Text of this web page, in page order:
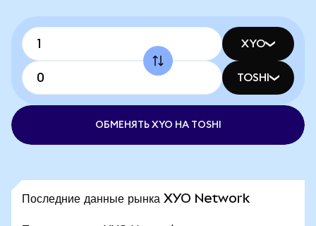
XYO
TOSHI
ОБМЕНЯТЬ XYO НА TOSHI
Последние данные рынка XYO Network